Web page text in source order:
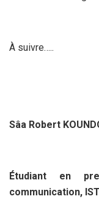
À suivre…..
Sâa Robert
Étudiant en
communication,